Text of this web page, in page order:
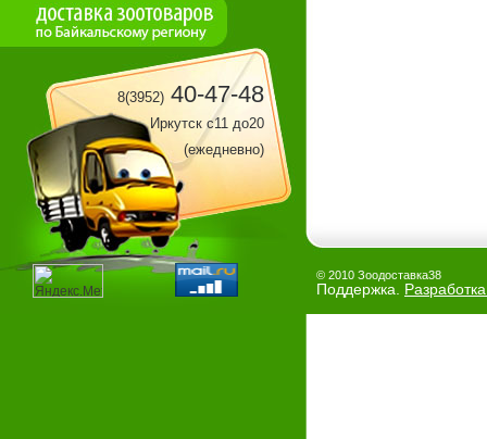
8(3952) 40-47-48
Иркутск с11 до20
(ежедневно)
© 2010 Зоодоставка38
Поддержка.